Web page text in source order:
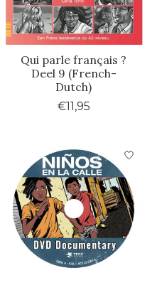
Qui parle français ?
Deel 9 (French-
Dutch)
€11,95